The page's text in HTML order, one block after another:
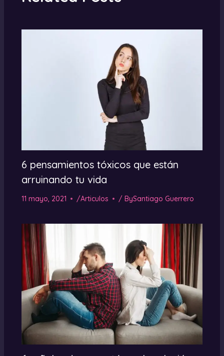
6 pensamientos tóxicos que están
arruinando tu vida
11 mayo, 2021 /Articulos / BySantiago Guerrero